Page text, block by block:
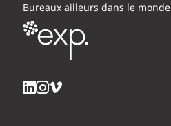
Bureaux ailleurs dans le monde